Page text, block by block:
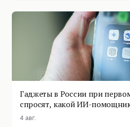
Гаджеты в России при
спросят, какой ИИ-
4 авг.